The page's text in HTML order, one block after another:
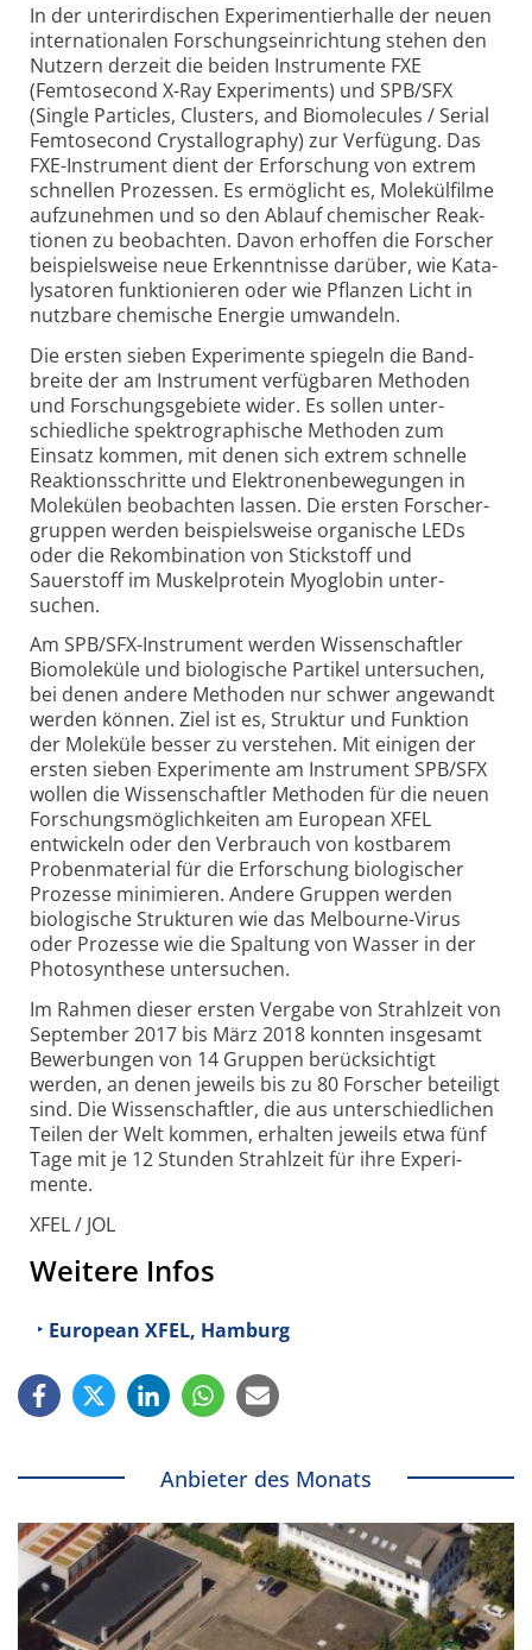
In der unter­irdischen Expe­rimentier­halle der neuen
inter­nationalen Forschungs­einrichtung stehen den
Nutzern derzeit die beiden Instru­mente FXE
(Femtosecond X-Ray Experiments) und SPB/SFX
(Single Particles, Clusters, and Biomolecules / Serial
Femto­second Crystallo­graphy) zur Verfügung. Das
FXE-Instrument dient der Erforschung von extrem
schnellen Prozessen. Es ermöglicht es, Molekül­filme
aufzu­nehmen und so den Ablauf chemischer Reak­
tionen zu beobachten. Davon erhoffen die Forscher
beispiels­weise neue Erkennt­nisse darüber, wie Kata­
lysatoren funk­tionieren oder wie Pflanzen Licht in
nutzbare chemische Energie umwandeln.
Die ersten sieben Experi­mente spiegeln die Band­
breite der am Instrument verfüg­baren Methoden
und Forschungs­gebiete wider. Es sollen unter­
schiedliche spektro­graphische Methoden zum
Einsatz kommen, mit denen sich extrem schnelle
Reaktions­schritte und Elektronen­bewegungen in
Molekülen beobachten lassen. Die ersten Forscher­
gruppen werden beispiels­weise orga­nische LEDs
oder die Rekom­bination von Stickstoff und
Sauerstoff im Muskel­protein Myoglobin unter­
suchen.
Am SPB/SFX-Instrument werden Wissen­schaftler
Biomo­leküle und bio­logische Partikel untersuchen,
bei denen andere Methoden nur schwer angewandt
werden können. Ziel ist es, Struktur und Funktion
der Moleküle besser zu verstehen. Mit einigen der
ersten sieben Experi­mente am Instrument SPB/SFX
wollen die Wissen­schaftler Methoden für die neuen
Forschungs­möglich­keiten am European XFEL
entwickeln oder den Verbrauch von kost­barem
Proben­material für die Erforschung bio­logischer
Prozesse minimieren. Andere Gruppen werden
biolo­gische Strukturen wie das Mel­bourne-Virus
oder Prozesse wie die Spaltung von Wasser in der
Photo­synthese unter­suchen.
Im Rahmen dieser ersten Vergabe von Strahlzeit von
September 2017 bis März 2018 konnten insgesamt
Bewer­bungen von 14 Gruppen berück­sichtigt
werden, an denen jeweils bis zu 80 Forscher beteiligt
sind. Die Wissen­schaftler, die aus unter­schiedlichen
Teilen der Welt kommen, erhalten jeweils etwa fünf
Tage mit je 12 Stunden Strahl­zeit für ihre Experi­
mente.
XFEL / JOL
Weitere Infos
European XFEL, Hamburg
Anbieter des Monats